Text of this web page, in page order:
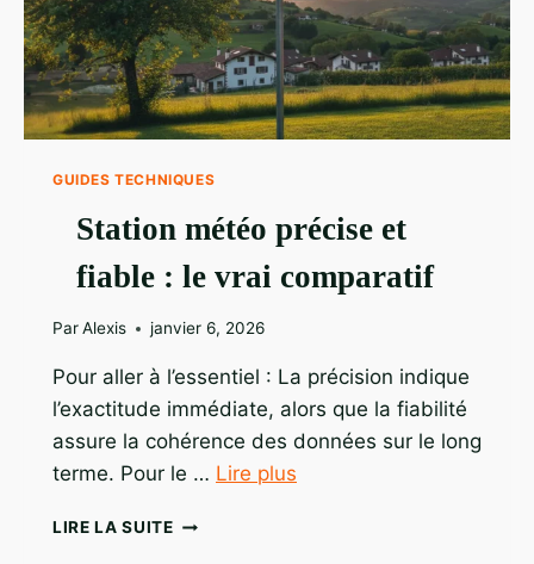
GUIDES TECHNIQUES
Station météo précise et
fiable : le vrai comparatif
ParAlexis janvier 6, 2026
Pour aller à l’essentiel : La précision indique
l’exactitude immédiate, alors que la fiabilité
assure la cohérence des données sur le long
terme. Pour le … Lire plus
LIRE LA SUITESTATION